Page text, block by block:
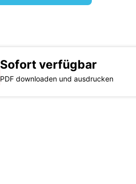
Sofort verfügbar
PDF downloaden und ausdrucken